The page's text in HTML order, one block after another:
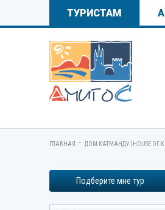
ТУРИСТАМ
ГЛАВНАЯ - ДОМ КАТМАНДУ (HOUSE OF
Подберите мне тур